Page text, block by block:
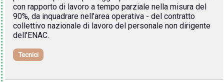
con rapporto di lavoro a tempo parziale nella misura del
90%, da inquadrare nell'area operativa - del contratto
collettivo nazionale di lavoro del personale non dirigente
dell'ENAC.
Tecnici